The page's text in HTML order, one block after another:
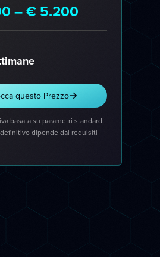
– € 5.200
questo Prezzo
basata su parametri standard.
dipende dai requisiti